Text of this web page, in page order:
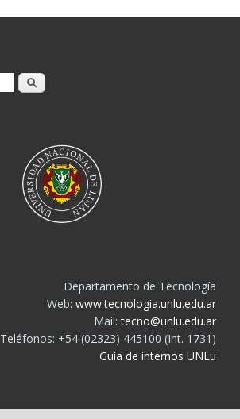
Buscar
Departamento de Tecnología
Web: www.tecnologia.unlu.edu.ar
Mail:tecno@unlu.edu.ar
Teléfonos: +54 (02323) 445100 (Int. 1731)
Guía de internos UNLu